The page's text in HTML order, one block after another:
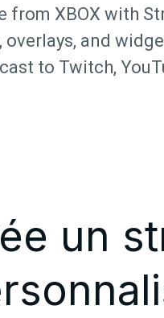
from XBOX with
overlays, and
to Twitch,
un